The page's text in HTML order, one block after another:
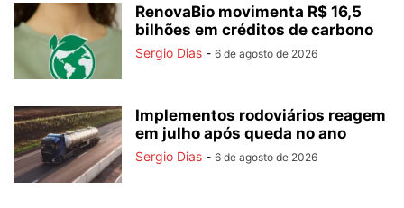
RenovaBio movimenta R$ 16,5
bilhões em créditos de carbono
Sergio Dias - 6 de agosto de 2026
Implementos rodoviários reagem
em julho após queda no ano
Sergio Dias - 6 de agosto de 2026